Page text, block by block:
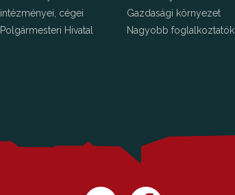
intézményei, cégei
Polgármesteri Hivatal
Gazdasági környezet
Nagyobb foglalkoztatók